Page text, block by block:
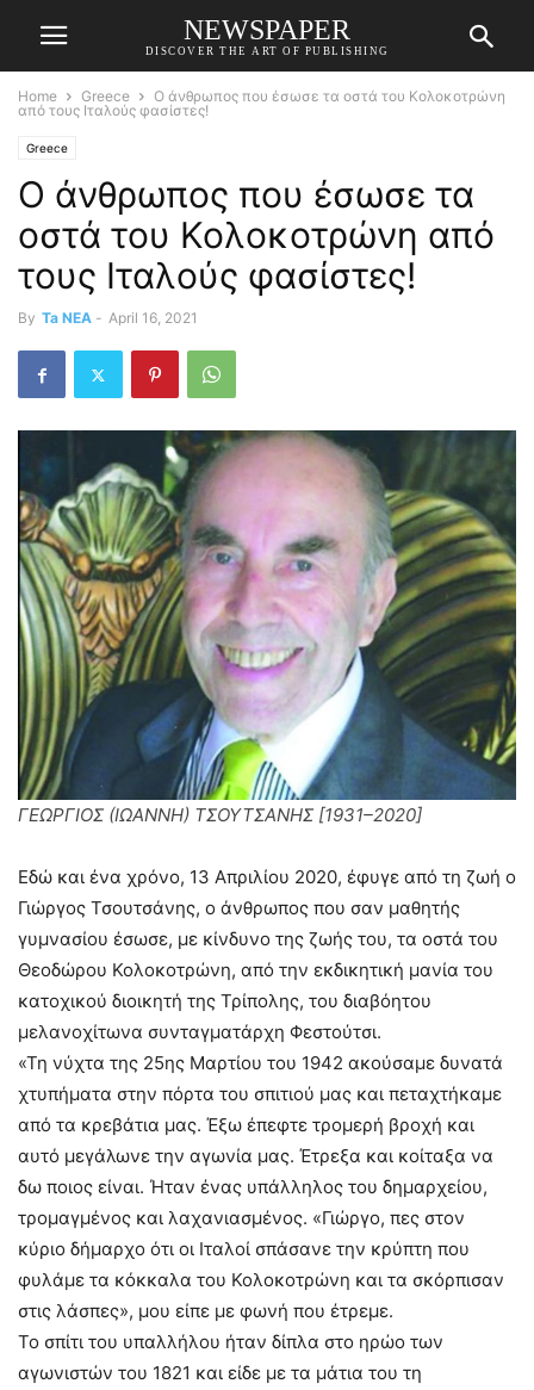
NEWSPAPER
DISCOVER THE ART OF PUBLISHING
Home Greece
Ο άνθρωπος που έσωσε τα οστά του Κολοκοτρώνη
από τους Ιταλούς φασίστες!
Greece
Ο άνθρωπος που έσωσε τα
οστά του Κολοκοτρώνη από
τους Ιταλούς φασίστες!
By Ta NEA - April 16, 2021
ΓΕΩΡΓΙΟΣ (ΙΩΑΝΝΗ) ΤΣΟΥΤΣΑΝΗΣ [1931–2020]
Εδώ και ένα χρόνο, 13 Απριλίου 2020, έφυγε από τη ζωή ο
Γιώργος Τσουτσάνης, ο άνθρωπος που σαν μαθητής
γυμνασίου έσωσε, με κίνδυνο της ζωής του, τα οστά του
Θεοδώρου Κολοκοτρώνη, από την εκδικητική μανία του
κατοχικού διοικητή της Τρίπολης, του διαβόητου
μελανοχίτωνα συνταγματάρχη Φεστούτσι.
«Τη νύχτα της 25ης Μαρτίου του 1942 ακούσαμε δυνατά
χτυπήματα στην πόρτα του σπιτιού μας και πεταχτήκαμε
από τα κρεβάτια μας. Έξω έπεφτε τρομερή βροχή και
αυτό μεγάλωνε την αγωνία μας. Έτρεξα και κοίταξα να
δω ποιος είναι. Ήταν ένας υπάλληλος του δημαρχείου,
τρομαγμένος και λαχανιασμένος. «Γιώργο, πες στον
κύριο δήμαρχο ότι οι Ιταλοί σπάσανε την κρύπτη που
φυλάμε τα κόκκαλα του Κολοκοτρώνη και τα σκόρπισαν
στις λάσπες», μου είπε με φωνή που έτρεμε.
Το σπίτι του υπαλλήλου ήταν δίπλα στο ηρώο των
αγωνιστών του 1821 και είδε με τα μάτια του τη